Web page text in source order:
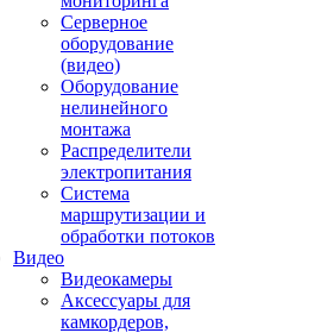
Серверное
оборудование
(видео)
Оборудование
нелинейного
монтажа
Распределители
электропитания
Система
маршрутизации и
обработки потоков
Видео
Видеокамеры
Аксессуары для
камкордеров,